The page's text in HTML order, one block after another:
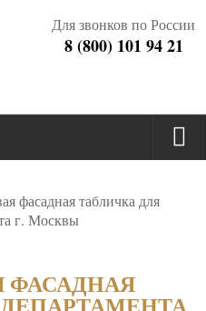
Для звонков по России
8 (800) 101 94 21
фасадная табличка для
г. Москвы
ФАСАДНАЯ